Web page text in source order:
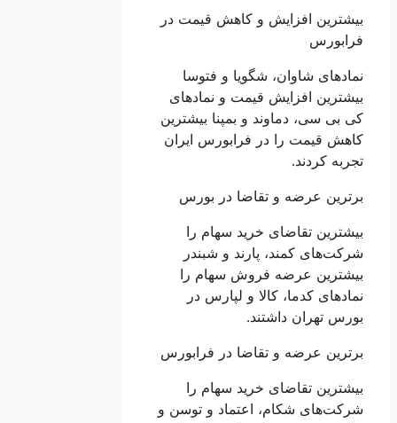
بیشترین افزایش و کاهش قیمت در
فرابورس
نماد‌های شاوان، شگویا و فتوسا
بیشترین افزایش قیمت و نماد‌های
کی بی سی، دماوند و بمپنا بیشترین
کاهش قیمت را در فرابورس ایران
تجربه کردند.
برترین عرضه و تقاضا در بورس
بیشترین تقاضای خرید سهام را
شرکت‌های کمند، پارند و شبندر
بیشترین عرضه فروش سهام را
نماد‌های کدما، کالا و لپارس در
بورس تهران داشتند.
برترین عرضه و تقاضا در فرابورس
بیشترین تقاضای خرید سهام را
شرکت‌های شکام، اعتماد و توسن و